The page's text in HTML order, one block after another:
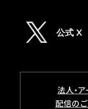
公式 X
法人・
配信の